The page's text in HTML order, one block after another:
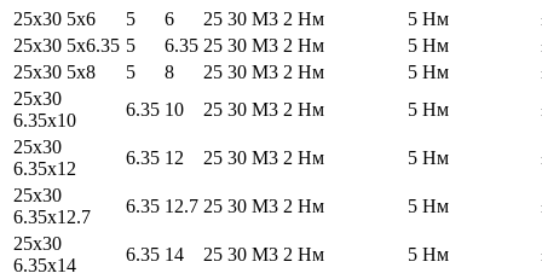
25х30 5х6
5 6 25 30 М3 2 Нм 5 Нм
25х30 5х6.35 5 6.35 25 30 М3 2 Нм 5 Нм
25х30 5х8
5 8 25 30 М3 2 Нм 5 Нм
25х30
6.35х10
6.35 10 25 30 М3 2 Нм 5 Нм
25х30
6.35х12
6.35 12 25 30 М3 2 Нм 5 Нм
25х30
6.35х12.7
6.35 12.7 25 30 М3 2 Нм 5 Нм
25х30
6.35х14
6.35 14 25 30 М3 2 Нм 5 Нм